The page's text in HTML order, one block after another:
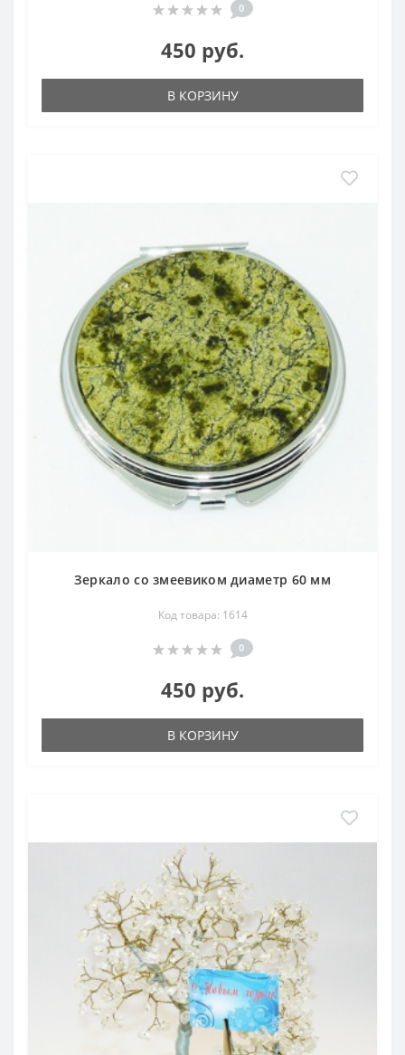
0
450 руб.
В КОРЗИНУ
Зеркало со змеевиком диаметр 60 мм
Код товара: 1614
0
450 руб.
В КОРЗИНУ